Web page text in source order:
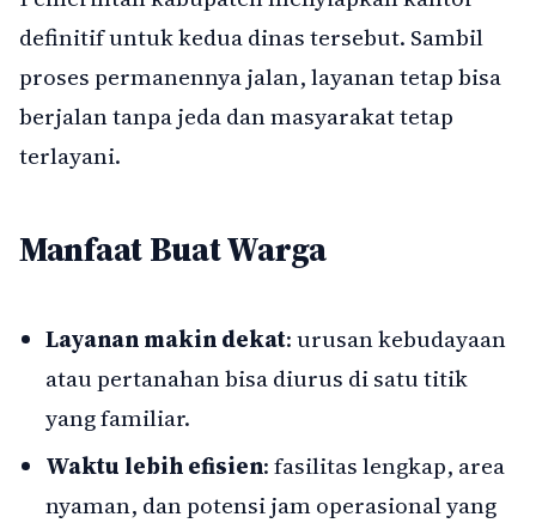
definitif untuk kedua dinas tersebut. Sambil
proses permanennya jalan, layanan tetap bisa
berjalan tanpa jeda dan masyarakat tetap
terlayani.
Manfaat Buat Warga
Layanan makin dekat: urusan kebudayaan
atau pertanahan bisa diurus di satu titik
yang familiar.
Waktu lebih efisien: fasilitas lengkap, area
nyaman, dan potensi jam operasional yang